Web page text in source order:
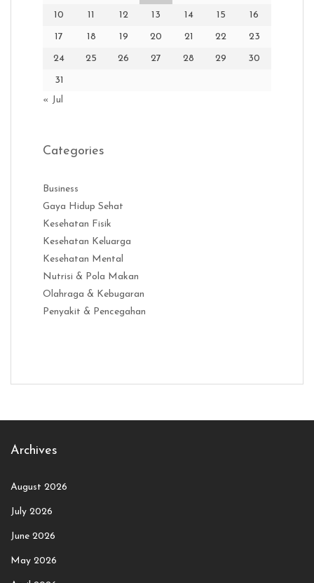
10 11 12 13 14 15 16
17 18 19 20 21 22 23
24 25 26 27 28 29 30
31
« Jul
Categories
Business
Gaya Hidup Sehat
Kesehatan Fisik
Kesehatan Keluarga
Kesehatan Mental
Nutrisi & Pola Makan
Olahraga & Kebugaran
Penyakit & Pencegahan
Archives
August 2026
July 2026
June 2026
May 2026